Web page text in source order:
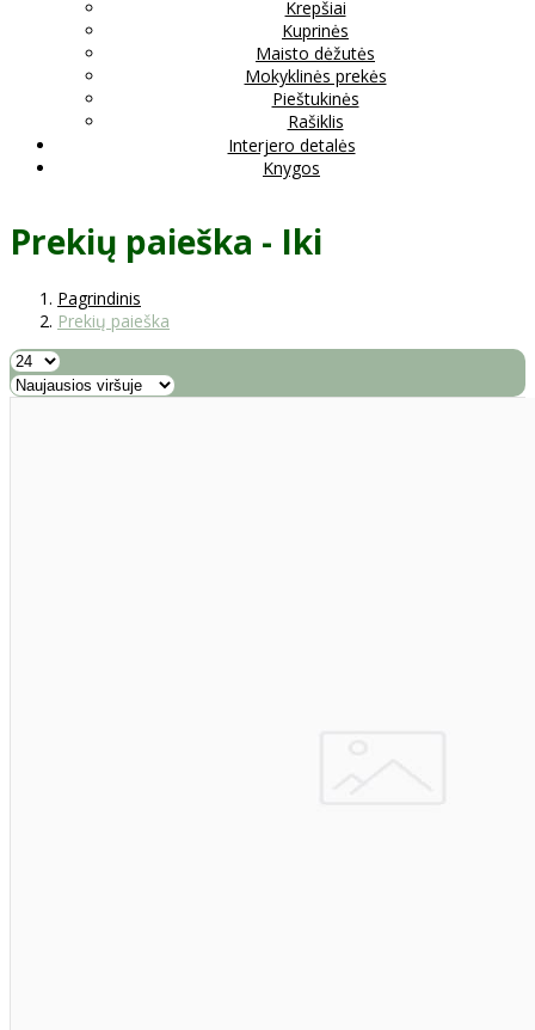
Krepšiai
Kuprinės
Maisto dėžutės
Mokyklinės prekės
Pieštukinės
Rašiklis
Interjero detalės
Knygos
Prekių paieška - Iki
Pagrindinis
Prekių paieška